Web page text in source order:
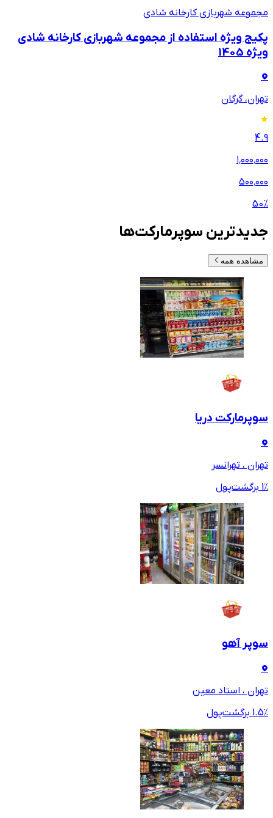
مجموعه شهربازی کارخانه شادی
پکیج ویژه استفاده از مجموعه شهربازی کارخانه شادی
ویژه 1405
تهران، گرگان
4.9
۱٬۰۰۰٬۰۰۰
۵۰۰٬۰۰۰
50%
جدیدترین سوپرمارکت‌ها
مشاهده همه
سوپرمارکت دریا
تهران ، تهرانسر
1٪ برگشت‌پول
سوپر آهو
تهران ، استاد معین
1.5٪ برگشت‌پول